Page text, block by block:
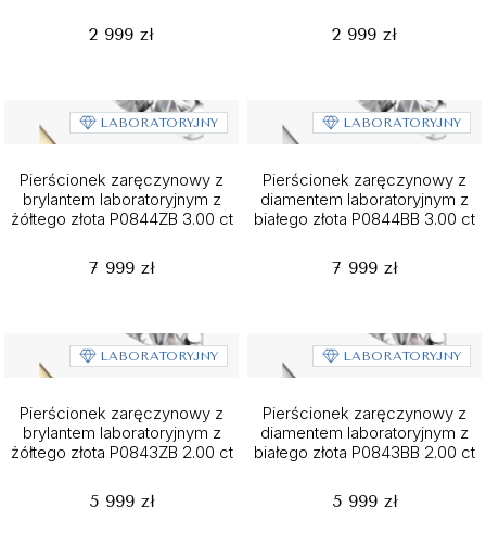
2 999 zł 2 999 zł
LABORATORYJNY
Pierścionek zaręczynowy z
brylantem laboratoryjnym z
żółtego złota P0844ZB 3.00 ct
7 999 zł
LABORATORYJNY
Pierścionek zaręczynowy z
diamentem laboratoryjnym z
białego złota P0844BB 3.00 ct
7 999 zł
LABORATORYJNY
Pierścionek zaręczynowy z
brylantem laboratoryjnym z
żółtego złota P0843ZB 2.00 ct
5 999 zł
LABORATORYJNY
Pierścionek zaręczynowy z
diamentem laboratoryjnym z
białego złota P0843BB 2.00 ct
5 999 zł